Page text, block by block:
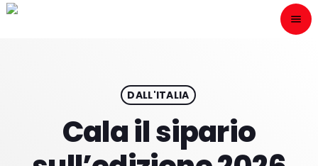
menu
DALL'ITALIA
Cala il sipario